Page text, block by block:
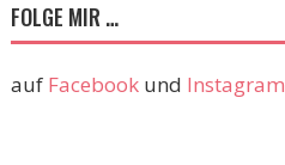
FOLGE MIR …
auf Facebookund Instagram